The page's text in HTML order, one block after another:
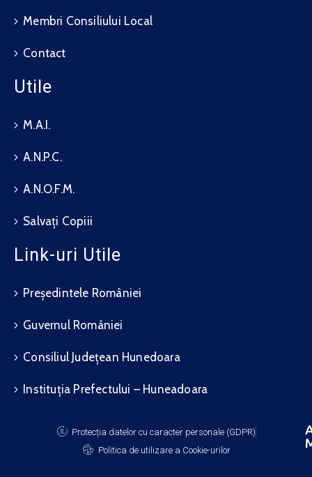
Membri Consiliului Local
Contact
Utile
M.A.I.
A.N.P.C.
A.N.O.F.M.
Salvați Copiii
Link-uri Utile
Președintele României
Guvernul României
Consiliul Județean Hunedoara
Instituția Prefectului – Huneadoara
Protecția datelor cu caracter personale (GDPR)
Politica de utilizare a Cookie-urilor